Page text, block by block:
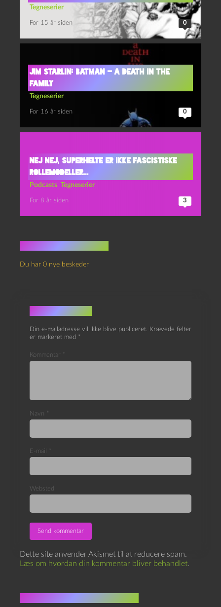
Tegneserier
For 15 år siden 0
Jim Starlin: Batman – a Death in the
Family
Tegneserier
For 16 år siden 0
Nej nej, superhelte er ikke fascistiske
rollemodeller…
Podcasts, Tegneserier
For 8 år siden 3
Du har 0 nye beskeder
Skriv et svar
Din e-mailadresse vil ikke blive publiceret. Krævede felter
er markeret med *
Kommentar *
Navn *
E-mail *
Websted
Dette site anvender Akismet til at reducere spam.
Læs om hvordan din kommentar bliver behandlet.